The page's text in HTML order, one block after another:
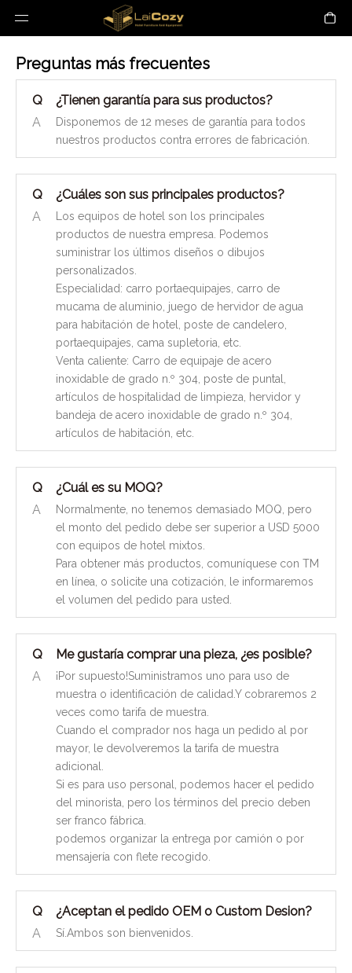
Preguntas más frecuentes
Q
¿Tienen garantía para sus productos?
A
Disponemos de 12 meses de garantía para todos
nuestros productos contra errores de fabricación.
Q
¿Cuáles son sus principales productos?
A
Los equipos de hotel son los principales
productos de nuestra empresa. Podemos
suministrar los últimos diseños o dibujos
personalizados.
Especialidad: carro portaequipajes, carro de
mucama de aluminio, juego de hervidor de agua
para habitación de hotel, poste de candelero,
portaequipajes, cama supletoria, etc.
Venta caliente: Carro de equipaje de acero
inoxidable de grado n.º 304, poste de puntal,
artículos de hospitalidad de limpieza, hervidor y
bandeja de acero inoxidable de grado n.º 304,
artículos de habitación, etc.
Q
¿Cuál es su MOQ?
A
Normalmente, no tenemos demasiado MOQ, pero
el monto del pedido debe ser superior a USD 5000
con equipos de hotel mixtos.
Para obtener más productos, comuníquese con TM
en línea, o solicite una cotización, le informaremos
el volumen del pedido para usted.
Q
Me gustaría comprar una pieza, ¿es posible?
A
¡Por supuesto!Suministramos uno para uso de
muestra o identificación de calidad.Y cobraremos 2
veces como tarifa de muestra.
Cuando el comprador nos haga un pedido al por
mayor, le devolveremos la tarifa de muestra
adicional.
Si es para uso personal, podemos hacer el pedido
del minorista, pero los términos del precio deben
ser franco fábrica.
podemos organizar la entrega por camión o por
mensajería con flete recogido.
Q
¿Aceptan el pedido OEM o Custom Desion?
A
Sí.Ambos son bienvenidos.